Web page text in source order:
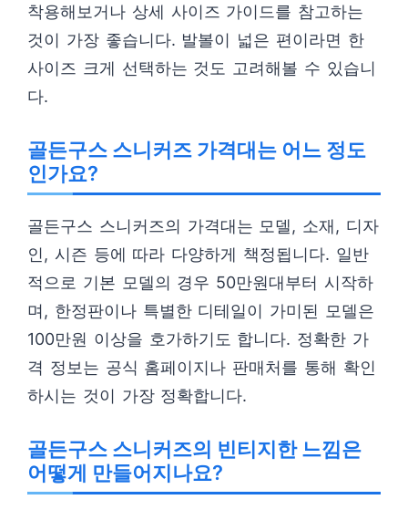
착용해보거나 상세 사이즈 가이드를 참고하는
것이 가장 좋습니다. 발볼이 넓은 편이라면 한
사이즈 크게 선택하는 것도 고려해볼 수 있습니
다.
골든구스 스니커즈 가격대는 어느 정도
인가요?
골든구스 스니커즈의 가격대는 모델, 소재, 디자
인, 시즌 등에 따라 다양하게 책정됩니다. 일반
적으로 기본 모델의 경우 50만원대부터 시작하
며, 한정판이나 특별한 디테일이 가미된 모델은
100만원 이상을 호가하기도 합니다. 정확한 가
격 정보는 공식 홈페이지나 판매처를 통해 확인
하시는 것이 가장 정확합니다.
골든구스 스니커즈의 빈티지한 느낌은
어떻게 만들어지나요?